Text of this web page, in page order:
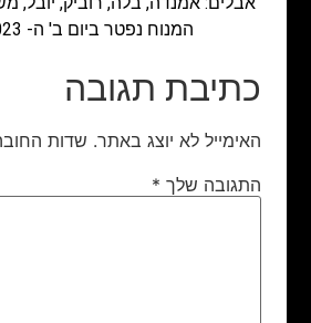
המנוח נפטר ביום ב' ה- 27.02.2023.
כתיבת תגובה
האימייל לא יוצג באתר. שדות
התגובה שלך *